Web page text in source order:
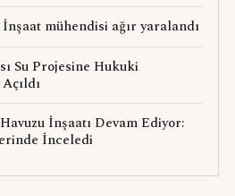
mühendisi ağır yaralandı
Su Projesine Hukuki
İnşaatı Devam Ediyor:
İnceledi